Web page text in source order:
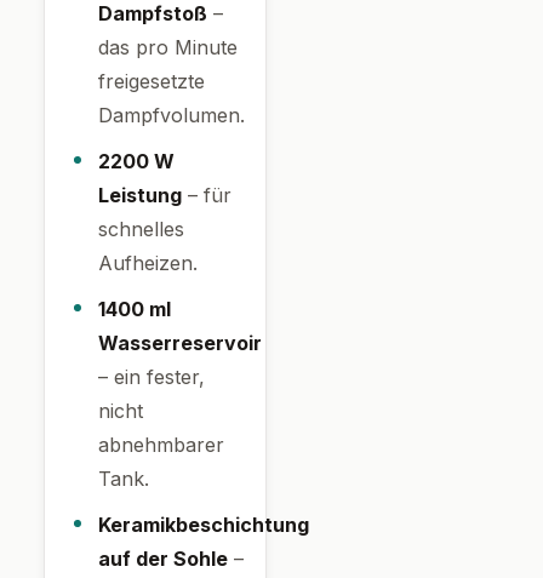
Dampfstoß –
das pro Minute
freigesetzte
Dampfvolumen.
2200 W
Leistung – für
schnelles
Aufheizen.
1400 ml
Wasserreservoir
– ein fester,
nicht
abnehmbarer
Tank.
Keramikbeschichtung
auf der Sohle –